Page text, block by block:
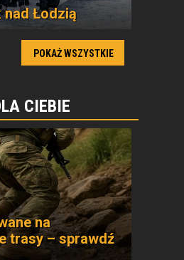
nad Łodzią
POKAŻ WSZYSTKIE
CIEBIE
na
trasy – sprawdź